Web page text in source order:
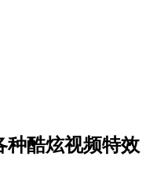
种酷炫视频特效